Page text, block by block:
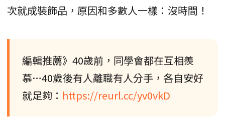
次就成裝飾品，原因和多數人一樣：沒時間！
編輯推薦》40歲前，同學會都在互相羨
慕…40歲後有人離職有人分手，各自安好
就足夠： https://reurl.cc/yv0vkD